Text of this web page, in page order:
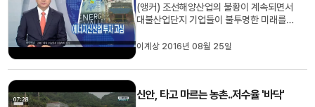
(앵커) 조선해양산업의 불황이 계속되면서
대불산업단지 기업들이 불투명한 미래를
대상으로 한 에너지밸리 투자설명회가 어
계상 기자... (기자) 에너지밸리 투자 설명
정으로 자료를 검토하고있습...
이계상 2016년 08월 25일
신안, 타고 마르는 농촌..저수율 '바닥'